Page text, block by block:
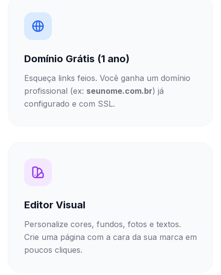
Domínio Grátis (1 ano)
Esqueça links feios. Você ganha um domínio
profissional (ex: seunome.com.br) já
configurado e com SSL.
Editor Visual
Personalize cores, fundos, fotos e textos.
Crie uma página com a cara da sua marca em
poucos cliques.